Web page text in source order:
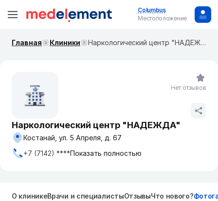
Columbus
Местоположение
Главная Клиники Наркологический центр "НАДЕЖДА"
Наркологический центр "НАДЕЖДА"
Костанай, ул. 5 Апреля, д. 67
+7 (7142) ****Показать полностью
Нет отзывов
О клиникеВрачи и специалистыОтзывыЧто нового?